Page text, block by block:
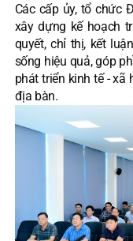
Các cấp ủy, tổ chức
xây dựng kế hoạch
quyết, chỉ thị, kết
sống hiệu quả, góp
phát triển kinh tế - xã
địa bàn.